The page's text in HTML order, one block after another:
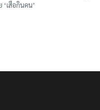
‘เสือกินคน’